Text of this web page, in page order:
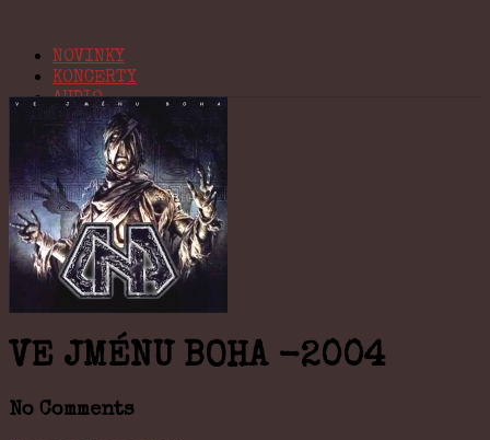
NOVINKY
KONCERTY
AUDIO
VIDEO
BIO
KONTAKT
Navigation
VE JMÉNU BOHA -2004
No Comments